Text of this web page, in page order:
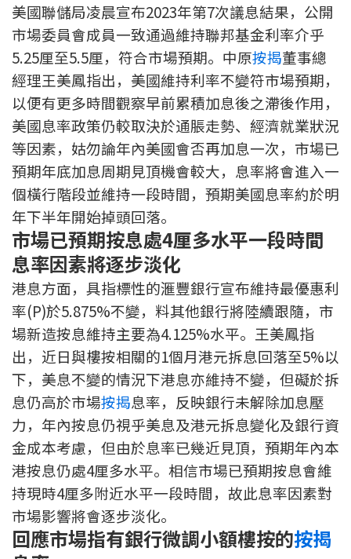
供款年期計算
工商舖按揭計算
印花稅計算
免費物業估價
下載中心
按揭全面睇
新聞/研究
公司動態
按市新聞
統計數據庫
按揭快趣智識
按揭智庫
樓按專欄
按揭百科
美國聯儲局凌晨宣布2023年第7次議息結果，公開
市場委員會成員一致通過維持聯邦基金利率介乎
5.25厘至5.5厘，符合市場預期。中原按揭董事總
經理王美鳳指出，美國維持利率不變符市場預期，
以便有更多時間觀察早前累積加息後之滯後作用，
美國息率政策仍較取決於通脹走勢、經濟就業狀況
等因素，姑勿論年內美國會否再加息一次，市場已
預期年底加息周期見頂機會較大，息率將會進入一
個橫行階段並維持一段時間，預期美國息率約於明
年下半年開始掉頭回落。
市場已預期按息處4厘多水平一段時間
息率因素將逐步淡化
港息方面，具指標性的滙豐銀行宣布維持最優惠利
率(P)於5.875%不變，料其他銀行將陸續跟隨，市
場新造按息維持主要為4.125%水平。王美鳳指
出，近日與樓按相關的1個月港元拆息回落至5%以
下，美息不變的情況下港息亦維持不變，但礙於拆
息仍高於市場按揭息率，反映銀行未解除加息壓
力，年內按息仍視乎美息及港元拆息變化及銀行資
金成本考慮，但由於息率已幾近見頂，預期年內本
港按息仍處4厘多水平。相信市場已預期按息會維
持現時4厘多附近水平一段時間，故此息率因素對
市場影響將會逐步淡化。
回應市場指有銀行微調小額樓按的按揭